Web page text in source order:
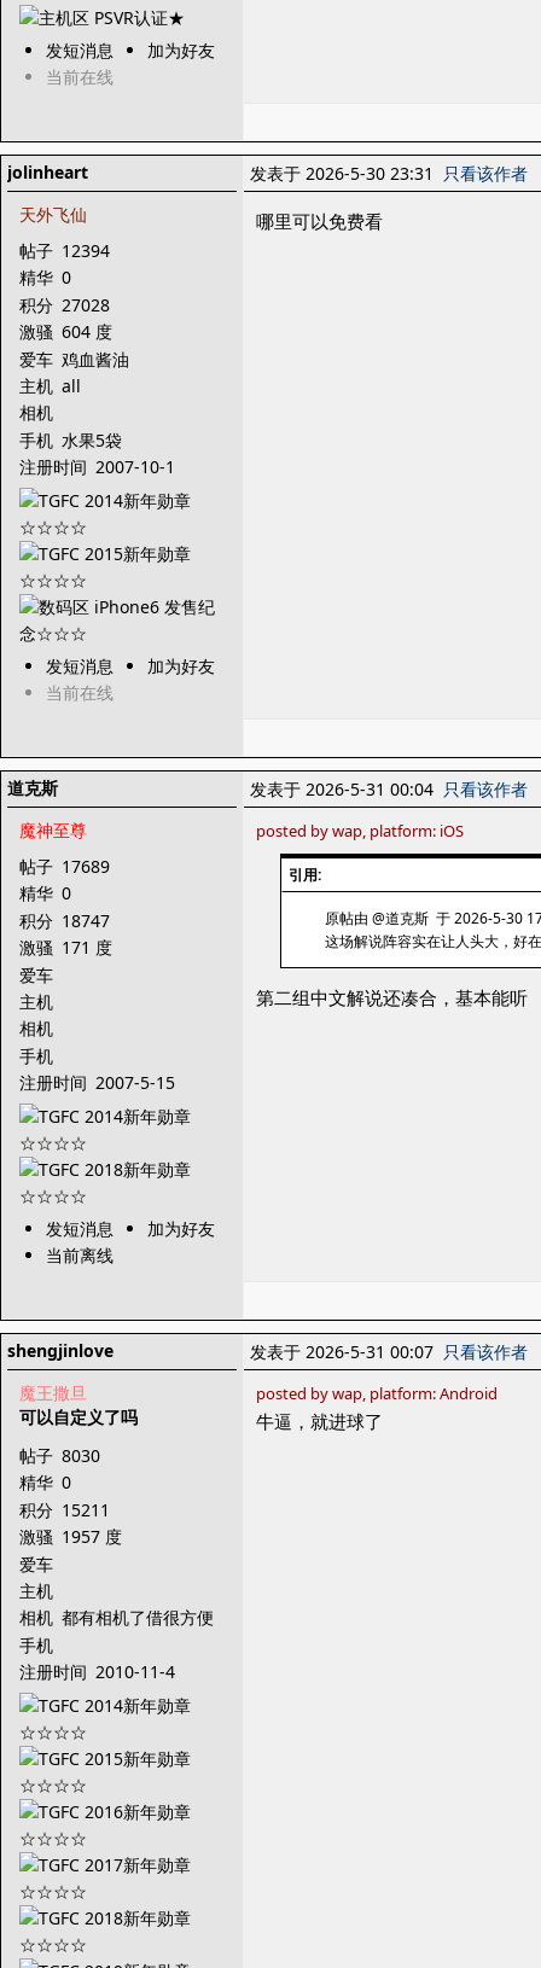
发短消息
加为好友
当前在线
jolinheart
天外飞仙
帖子 12394
精华 0
积分 27028
激骚 604 度
爱车 鸡血酱油
主机 all
相机
手机 水果5袋
注册时间 2007-10-1
发短消息
加为好友
当前在线
发表于 2026-5-30 23:31 只看该作者
哪里可以免费看
道克斯
魔神至尊
帖子 17689
精华 0
积分 18747
激骚 171 度
爱车
主机
相机
手机
注册时间 2007-5-15
发短消息
加为好友
当前离线
发表于 2026-5-31 00:04 只看该作者
posted by wap, platform: iOS
引用:
原帖由 @道克斯 于 2026-5-30
这场解说阵容实在让人头大，好
第二组中文解说还凑合，基本能听
shengjinlove
魔王撒旦
可以自定义了吗
帖子 8030
精华 0
积分 15211
激骚 1957 度
爱车
主机
相机 都有相机了借很方便
手机
注册时间 2010-11-4
发表于 2026-5-31 00:07 只看该作者
posted by wap, platform: Android
牛逼，就进球了